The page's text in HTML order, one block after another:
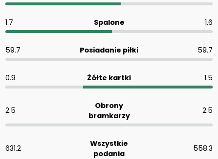
1.7 Spalone 1.6
59.7 Posiadanie piłki 59.7
0.9 Żółte kartki 1.5
2.5
Obrony
bramkarzy
2.5
631.2
Wszystkie
podania
558.3